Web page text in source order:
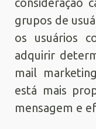
grupos de
os usuários
adquirir
mail
está mais
mensagem e